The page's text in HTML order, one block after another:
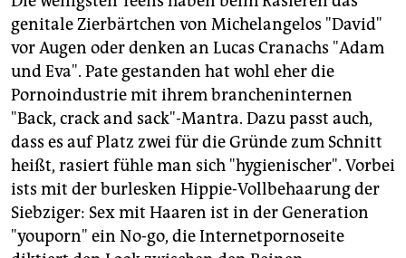
genitale Zierbärtchen von Michelangelos "David"
vor Augen oder denken an Lucas Cranachs "Adam
und Eva". Pate gestanden hat wohl eher die
Pornoindustrie mit ihrem brancheninternen
"Back, crack and sack"-Mantra. Dazu passt auch,
dass es auf Platz zwei für die Gründe zum Schnitt
heißt, rasiert fühle man sich "hygienischer". Vorbei
ists mit der burlesken Hippie-Vollbehaarung der
Siebziger: Sex mit Haaren ist in der Generation
"youporn" ein No-go, die Internetpornoseite